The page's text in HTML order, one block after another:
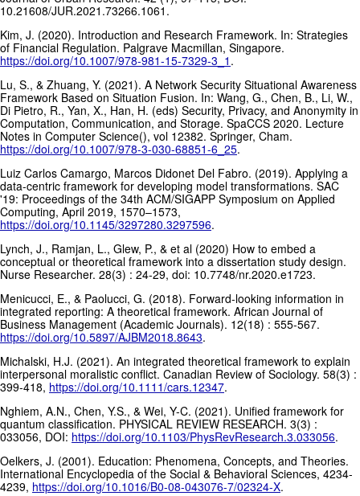
10.21608/JUR.2021.73266.1061.
Kim, J. (2020). Introduction and Research Framework. In: Strategies
of Financial Regulation. Palgrave Macmillan, Singapore.
https://doi.org/10.1007/978-981-15-7329-3_1 .
Lu, S., & Zhuang, Y. (2021). A Network Security Situational Awareness
Framework Based on Situation Fusion. In: Wang, G., Chen, B., Li, W.,
Di Pietro, R., Yan, X., Han, H. (eds) Security, Privacy, and Anonymity in
Computation, Communication, and Storage. SpaCCS 2020. Lecture
Notes in Computer Science(), vol 12382. Springer, Cham.
https://doi.org/10.1007/978-3-030-68851-6_25.
Luiz Carlos Camargo, Marcos Didonet Del Fabro. (2019). Applying a
data-centric framework for developing model transformations. SAC
'19: Proceedings of the 34th ACM/SIGAPP Symposium on Applied
Computing, April 2019, 1570–1573,
https://doi.org/10.1145/3297280.3297596.
Lynch, J., Ramjan, L., Glew, P., & et al (2020) How to embed a
conceptual or theoretical framework into a dissertation study design.
Nurse Researcher. 28(3) : 24-29, doi: 10.7748/nr.2020.e1723.
Menicucci, E., & Paolucci, G. (2018). Forward-looking information in
integrated reporting: A theoretical framework. African Journal of
Business Management (Academic Journals). 12(18) : 555-567.
https://doi.org/10.5897/AJBM2018.8643.
Michalski, H.J. (2021). An integrated theoretical framework to explain
interpersonal moralistic conflict. Canadian Review of Sociology. 58(3) :
399-418, https://doi.org/10.1111/cars.12347.
Nghiem, A.N., Chen, Y.S., & Wei, Y-C. (2021). Unified framework for
quantum classification. PHYSICAL REVIEW RESEARCH. 3(3) :
033056, DOI: https://doi.org/10.1103/PhysRevResearch.3.033056.
Oelkers, J. (2001). Education: Phenomena, Concepts, and Theories.
International Encyclopedia of the Social & Behavioral Sciences, 4234-
4239, https://doi.org/10.1016/B0-08-043076-7/02324-X.